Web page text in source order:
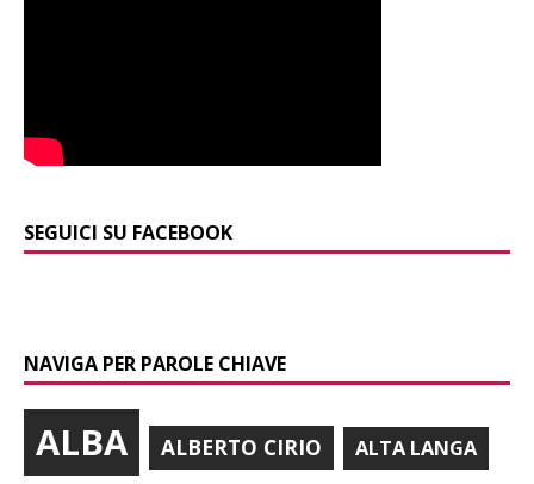
SEGUICI SU FACEBOOK
NAVIGA PER PAROLE CHIAVE
ALBA ALBERTO CIRIO ALTA LANGA